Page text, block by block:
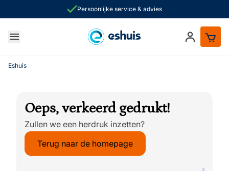
Persoonlijke service & advies
Inloggen
Eshuis
Oeps, verkeerd gedrukt!
Zullen we een herdruk inzetten?
Terug naar de homepage